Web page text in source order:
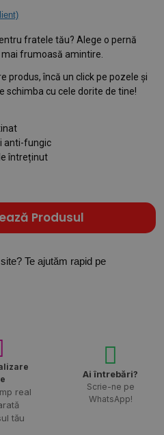
fratele tău? Alege o pernă
frumoasă amintire.
produs, încă un click pe pozele și
schimba cu cele dorite de tine!
anti-fungic
întreținut
Produsul
Te ajutăm rapid pe
real
tău
Ai întrebări?
Scrie-ne pe
WhatsApp!